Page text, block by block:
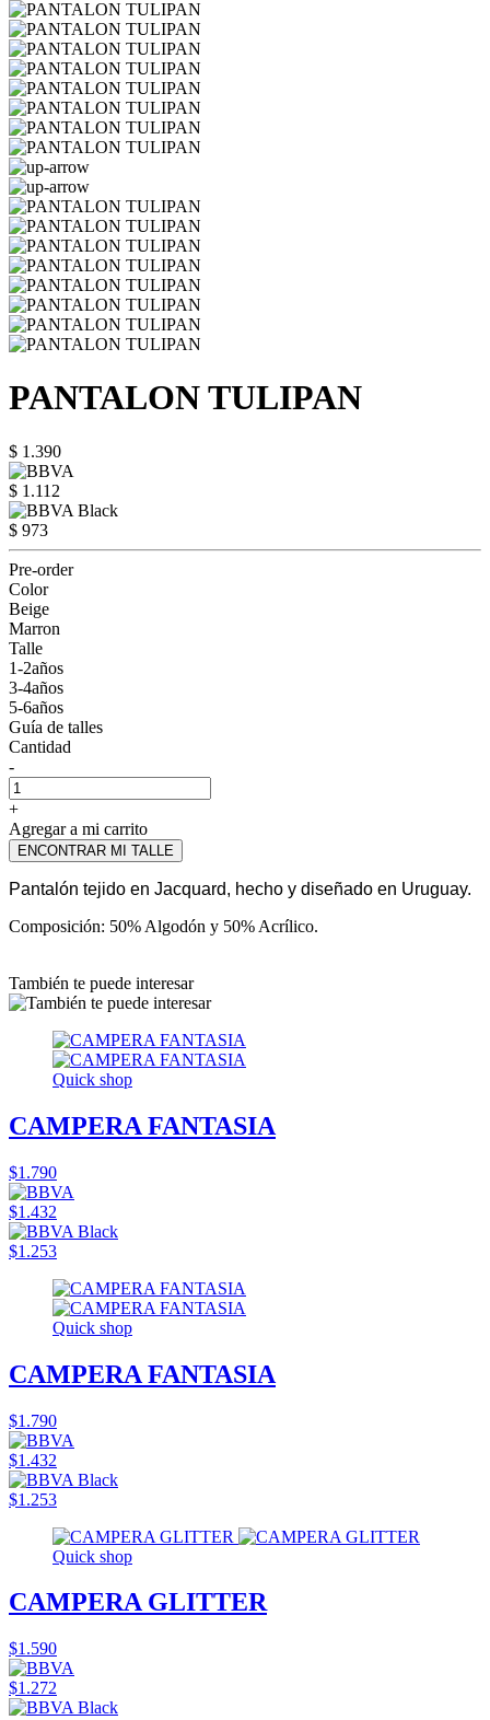
PANTALON TULIPAN
$ 1.390
$ 1.112
$ 973
Pre-order
Color
Beige
Marron
Talle
1-2años
3-4años
5-6años
Guía de talles
Cantidad
-
+
Agregar a mi carrito
ENCONTRAR MI TALLE
Pantalón tejido en Jacquard, hecho y diseñado en Uruguay.
Composición: 50% Algodón y 50% Acrílico.
También te puede interesar
Quick shop
CAMPERA FANTASIA
$1.790
$1.432
$1.253
Quick shop
CAMPERA FANTASIA
$1.790
$1.432
$1.253
Quick shop
CAMPERA GLITTER
$1.590
$1.272